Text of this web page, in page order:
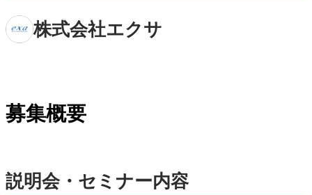
株式会社エクサ
募集概要
説明会・セミナー内容